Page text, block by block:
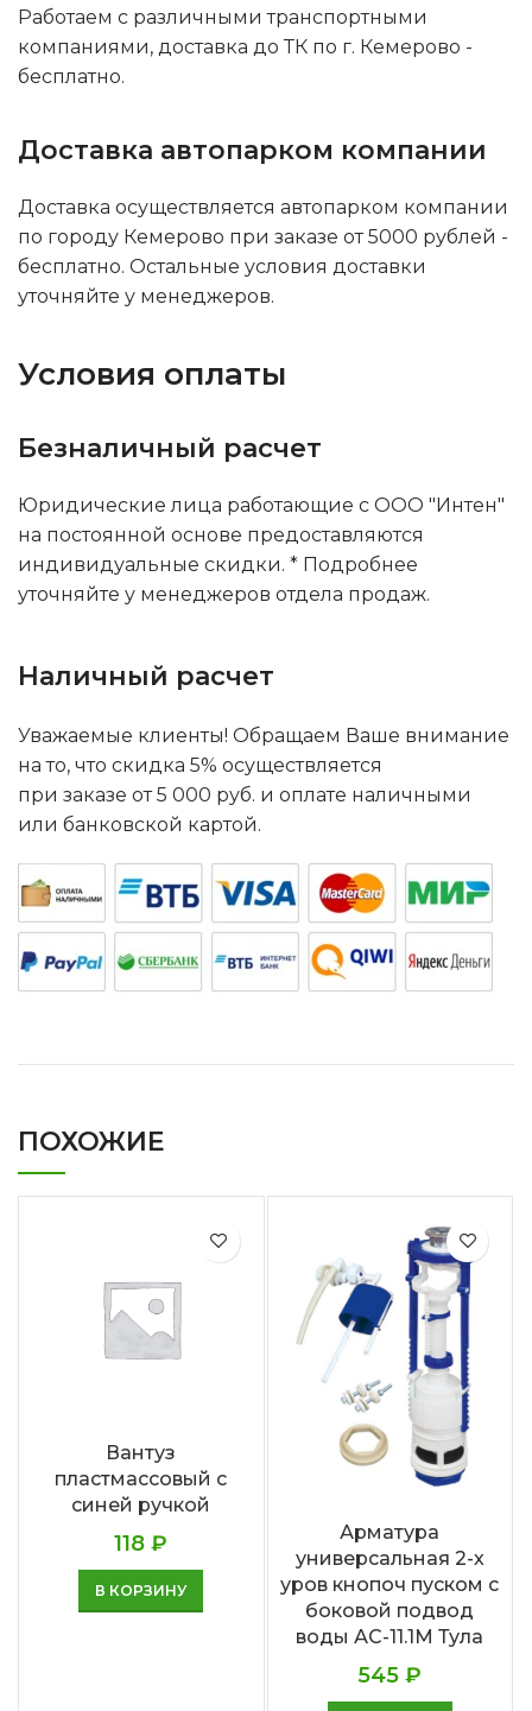
Работаем с различными транспортными
компаниями, доставка до ТК по г. Кемерово -
бесплатно.
Доставка автопарком компании
Доставка осуществляется автопарком компании
по городу Кемерово при заказе от 5000 рублей -
бесплатно. Остальные условия доставки
уточняйте у менеджеров.
Условия оплаты
Безналичный расчет
Юридические лица работающие с ООО "Интен"
на постоянной основе предоставляются
индивидуальные скидки. * Подробнее
уточняйте у менеджеров отдела продаж.
Наличный расчет
Уважаемые клиенты! Обращаем Ваше внимание
на то, что скидка 5% осуществляется
при заказе от 5 000 руб. и оплате наличными
или банковской картой.
ПОХОЖИЕ
Вантуз
пластмассовый с
синей ручкой
118₽
В КОРЗИНУ
Арматура
универсальная 2-х
уров кнопоч пуском с
боковой подвод
воды АС-11.1М Тула
545₽